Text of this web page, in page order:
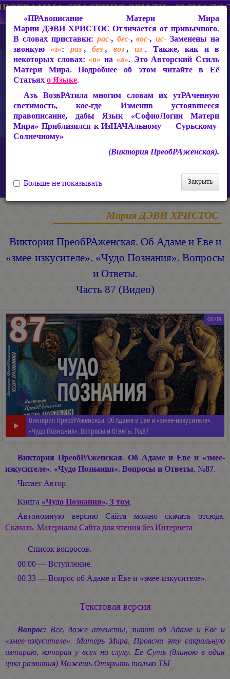
Статьи Марии ДЭВИ ХРИСТОС
Ответы на вопросы, 2010-2026 гг.
Виктория ПреобРАженская. Об Адаме и Еве и «змее-
изкусителе». «Чудо Познания». Вопросы и Ответы. Часть 87
(Видео)
Мария ДЭВИ ХРИСТОС
Виктория ПреобРАженская. Об Адаме и Еве и
«змее-изкусителе». «Чудо Познания». Вопросы
и Ответы.
Часть 87 (Видео)
06:09
Виктория ПреобРАженская. Об Адаме и Еве и «змее-изкусителе».
«Чудо Познания». Вопросы и Ответы. №87
Виктория ПреобРАженская. Об Адаме и Еве и «змее-
изкусителе». «Чудо Познания». Вопросы и Ответы. №87.
Читает Автор.
Книга «Чудо Познания», 3 том.
Автономную версию Сайта можно скачать отсюда:
Скачать. Материалы Сайта для чтения без Интернета
Список вопросов.
00:00 — Вступление.
00:33 — Вопрос об Адаме и Еве и «змее-изкусителе».
Текстовая версия
Вопрос: Все, даже атеисты, знают об Адаме и Еве и
«змее-изкусителе». Матерь Мира, Проясни эту сакральную
изтарию, которая у всех на слуху. Её Суть (длиною в один
цикл развития) Можешь Открыть только ТЫ.
«ПРАвописание Матери Мира
Марии ДЭВИ ХРИСТОС Отличается от привычного.
В словах приставки: рас-, бес-,вос-,ис- Заменены на
звонкую «з»: раз-,без-, воз-,из-. Также, как и в
некоторых словах: «о» на «а». Это Авторский Стиль
Матери Мира. Подробнее об этом читайте в Её
Статьяхо Языке.
Азъ ВозвРАтила многим словам их утРАченную
светимость, кое-где Изменив устоявшееся
правописание, дабы Язык «СофиоЛогии Матери
Мира» Приблизился к ИзНАЧАльному — Сурьскому-
Солнечному»
(Виктория ПреобРАженская).
Закрыть
Больше не показывать